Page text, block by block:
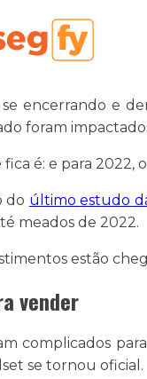
se encerrando e
foram
é: e para 2022,
do último estudo
meados de 2022.
estão
vender
complicados
se tornou oficial.